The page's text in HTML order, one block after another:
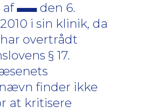
af
den 6.
i sin klinik, da
overtrådt
§ 17.
finder ikke
at kritisere